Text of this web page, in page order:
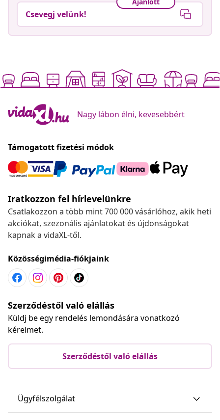
Ajánlott
Csevegj velünk!
Nagy lábon élni, kevesebbért
Támogatott fizetési módok
Iratkozzon fel hírlevelünkre
Csatlakozzon a több mint 700 000 vásárlóhoz, akik heti
akciókat, szezonális ajánlatokat és újdonságokat
kapnak a vidaXL-től.
Közösségimédia-fiókjaink
Szerződéstől való elállás
Küldj be egy rendelés lemondására vonatkozó
kérelmet.
Szerződéstől való elállás
Ügyfélszolgálat